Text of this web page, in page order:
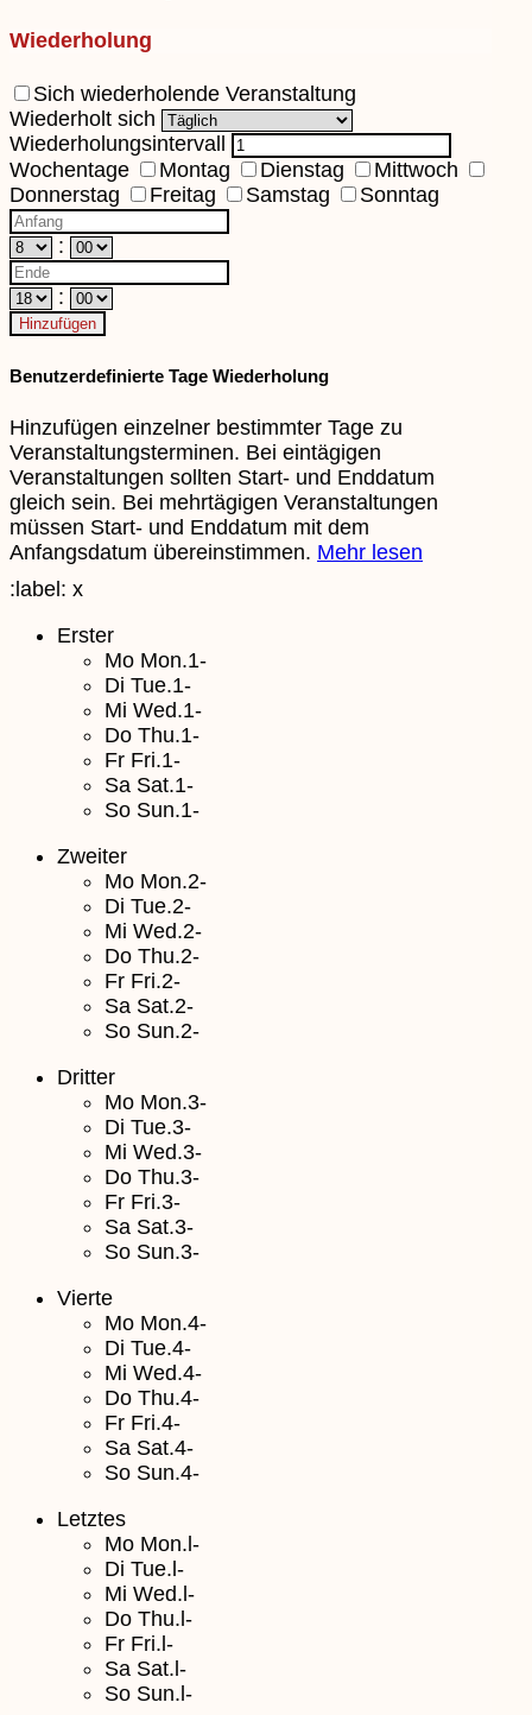
Wiederholung
Sich wiederholende Veranstaltung
Wiederholt sich
Wiederholungsintervall
Wochentage
Montag Dienstag
Mittwoch
Donnerstag
Freitag Samstag Sonntag
:
:
Hinzufügen
Benutzerdefinierte Tage Wiederholung
Hinzufügen einzelner bestimmter Tage zu
Veranstaltungsterminen. Bei eintägigen
Veranstaltungen sollten Start- und Enddatum
gleich sein. Bei mehrtägigen Veranstaltungen
müssen Start- und Enddatum mit dem
Anfangsdatum übereinstimmen. Mehr lesen
:label: x
Erster
Mo Mon.1-
Di Tue.1-
Mi Wed.1-
Do Thu.1-
Fr Fri.1-
Sa Sat.1-
So Sun.1-
Zweiter
Mo Mon.2-
Di Tue.2-
Mi Wed.2-
Do Thu.2-
Fr Fri.2-
Sa Sat.2-
So Sun.2-
Dritter
Mo Mon.3-
Di Tue.3-
Mi Wed.3-
Do Thu.3-
Fr Fri.3-
Sa Sat.3-
So Sun.3-
Vierte
Mo Mon.4-
Di Tue.4-
Mi Wed.4-
Do Thu.4-
Fr Fri.4-
Sa Sat.4-
So Sun.4-
Letztes
Mo Mon.l-
Di Tue.l-
Mi Wed.l-
Do Thu.l-
Fr Fri.l-
Sa Sat.l-
So Sun.l-